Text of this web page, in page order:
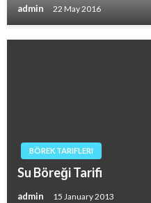
admin 22 May 2016
BÖREK TARIFLERI
Su Böreği Tarifi
admin 15 January 2013